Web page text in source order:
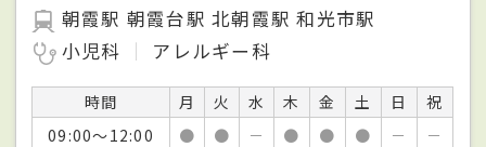
朝霞駅 朝霞台駅 北朝霞駅 和光市駅
小児科
アレルギー科
時間 月 火 水 木 金 土 日
祝
09:00～12:00
● ● － ● ● ● －
－